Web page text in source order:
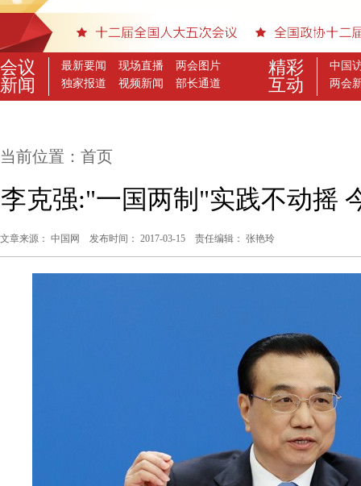
当前位置： 首页
李克强:"一国两制"实践不动摇
文章来源： 中国网 发布时间： 2017-03-15 责任编辑： 张艳玲